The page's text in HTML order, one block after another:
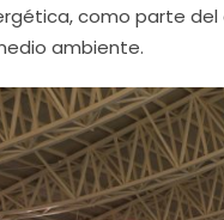
como parte del
ambiente.